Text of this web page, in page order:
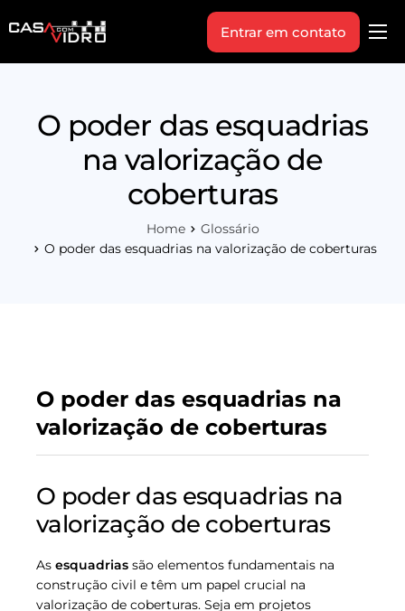
Produtos
Indique+
Vagas
Entrar em contato
O poder das esquadrias
na valorização de
coberturas
Home
Glossário
O poder das esquadrias na valorização de coberturas
O poder das esquadrias na
valorização de coberturas
O poder das esquadrias na
valorização de coberturas
As esquadrias são elementos fundamentais na
construção civil e têm um papel crucial na
valorização de coberturas. Seja em projetos